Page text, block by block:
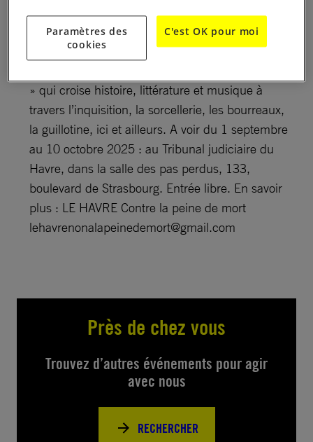
l’Homme invite à une exposition sur l’abolition de
la peine de mort au Palais de Justice : « Abolir la
» qui croise histoire, littérature et musique à
travers l’inquisition, la sorcellerie, les bourreaux,
la guillotine, ici et ailleurs. A voir du 1 septembre
au 10 octobre 2025 : au Tribunal judiciaire du
Havre, dans la salle des pas perdus, 133,
boulevard de Strasbourg. Entrée libre. En savoir
plus : LE HAVRE Contre la peine de mort
lehavrenonalapeinedemort@gmail.com
Près de chez vous
Trouvez d’autres événements pour agir
avec nous
RECHERCHER
Paramètres des
cookies
C'est OK pour moi